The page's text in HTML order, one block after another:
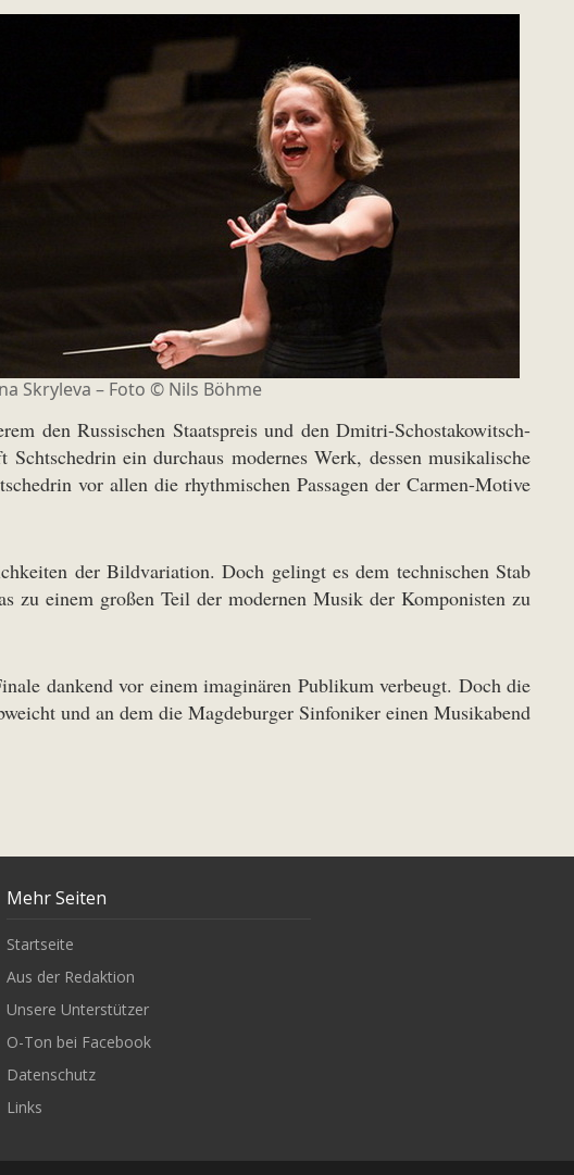
Skryleva – Foto © Nils Böhme
den Russischen Staatspreis und den Dmitri-Schostakowitsch-
ein durchaus modernes Werk, dessen musikalische
vor allen die rhythmischen Passagen der Carmen-Motive
der Bildvariation. Doch gelingt es dem technischen Stab
zu einem großen Teil der modernen Musik der Komponisten zu
dankend vor einem imaginären Publikum verbeugt. Doch die
und an dem die Magdeburger Sinfoniker einen Musikabend
Mehr Seiten
Startseite
Aus der Redaktion
Unsere Unterstützer
O-Ton bei Facebook
Datenschutz
Links